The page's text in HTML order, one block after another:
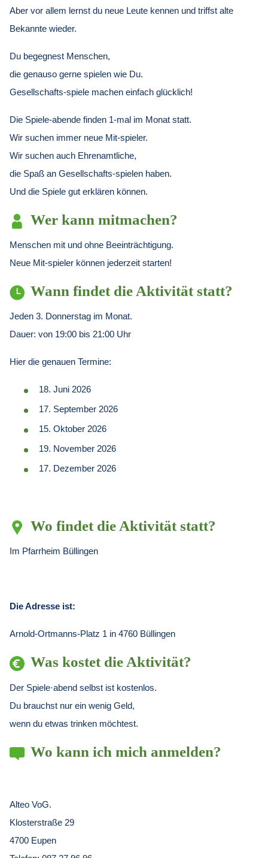
Aber vor allem lernst du neue Leute kennen und triffst alte
Bekannte wieder.
Du begegnest Menschen,
die genauso gerne spielen wie Du.
Gesellschafts-spiele machen einfach glücklich!
Die Spiele-abende finden 1-mal im Monat statt.
Wir suchen immer neue Mit-spieler.
Wir suchen auch Ehrenamtliche,
die Spaß an Gesellschafts-spielen haben.
Und die Spiele gut erklären können.
Wer kann mitmachen?
Menschen mit und ohne Beeinträchtigung.
Neue Mit-spieler können jederzeit starten!
Wann findet die Aktivität statt?
Jeden 3. Donnerstag im Monat.
Dauer: von 19:00 bis 21:00 Uhr
Hier die genauen Termine:
18. Juni 2026
17. September 2026
15. Oktober 2026
19. November 2026
17. Dezember 2026
Wo findet die Aktivität statt?
Im Pfarrheim Büllingen
Die Adresse ist:
Arnold-Ortmanns-Platz 1 in 4760 Büllingen
Was kostet die Aktivität?
Der Spiele·abend selbst ist kostenlos.
Du brauchst nur ein wenig Geld,
wenn du etwas trinken möchtest.
Wo kann ich mich anmelden?
Alteo VoG.
Klosterstraße 29
4700 Eupen